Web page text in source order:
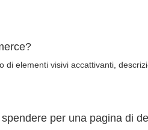
elementi visivi accattivanti,
per una pagina di